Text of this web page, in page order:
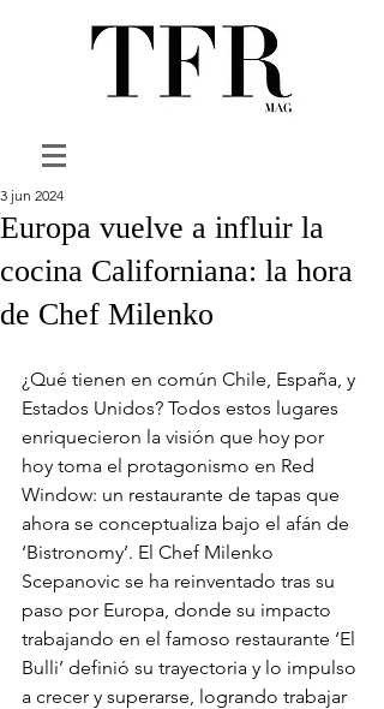
Europa vuelve a influir la
cocina Californiana: la hora
de Chef Milenko
3 jun 2024
¿Qué tienen en común Chile, España, y
Estados Unidos? Todos estos lugares
enriquecieron la visión que hoy por
hoy toma el protagonismo en Red
Window: un restaurante de tapas que
ahora se conceptualiza bajo el afán de
‘Bistronomy’. El Chef Milenko
Scepanovic se ha reinventado tras su
paso por Europa, donde su impacto
trabajando en el famoso restaurante ‘El
Bulli’ definió su trayectoria y lo impulso
a crecer y superarse, logrando trabajar